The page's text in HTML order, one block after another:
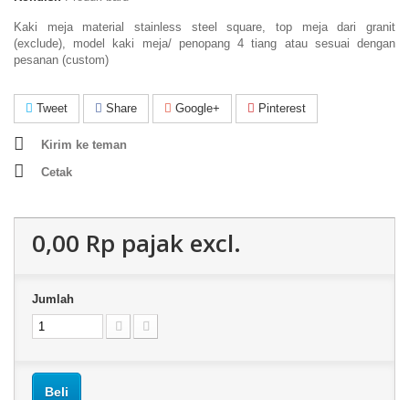
Kaki meja material stainless steel square, top meja dari granit
(exclude), model kaki meja/ penopang 4 tiang atau sesuai dengan
pesanan (custom)
Tweet Share Google+ Pinterest
Kirim ke teman
Cetak
0,00 Rp‎ pajak excl.
Jumlah
Beli